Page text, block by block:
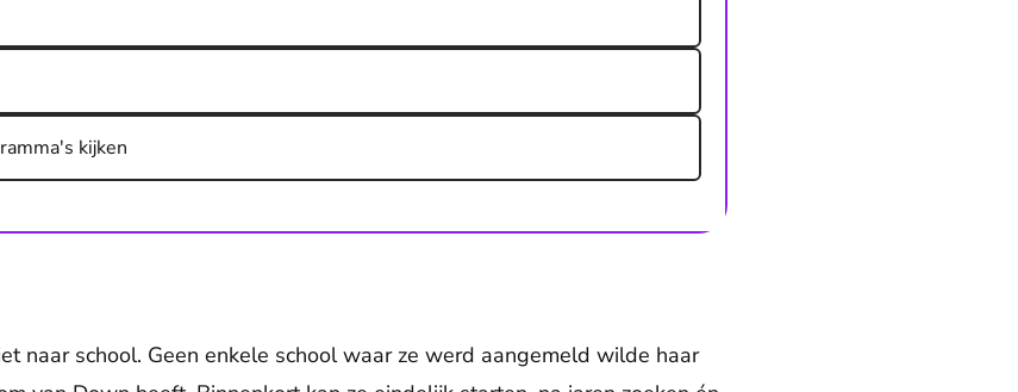
kijken
naar school. Geen enkele school waar ze werd aangemeld wilde haar